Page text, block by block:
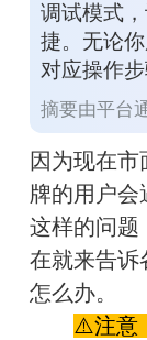
调试模式
捷。无论
对应操作
摘要由平台
因为现在
牌的用户会
这样的问题
在就来告诉
怎么办。
⚠️注意